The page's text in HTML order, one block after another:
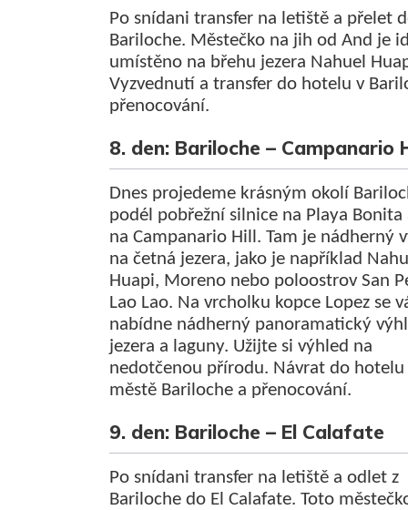
Po snídani transfer na letiště a přelet
Bariloche. Městečko na jih od And je
umístěno na břehu jezera Nahuel
Vyzvednutí a transfer do hotelu v
přenocování.
8. den: Bariloche – Campanario
Dnes projedeme krásným okolí
podél pobřežní silnice na Playa Bonita
na Campanario Hill. Tam je nádherný
na četná jezera, jako je například
Huapi, Moreno nebo poloostrov San
Lao Lao. Na vrcholku kopce Lopez se
nabídne nádherný panoramatický
jezera a laguny. Užijte si výhled na
nedotčenou přírodu. Návrat do hotelu
městě Bariloche a přenocování.
9. den: Bariloche – El Calafate
Po snídani transfer na letiště a odlet z
Bariloche do El Calafate. Toto